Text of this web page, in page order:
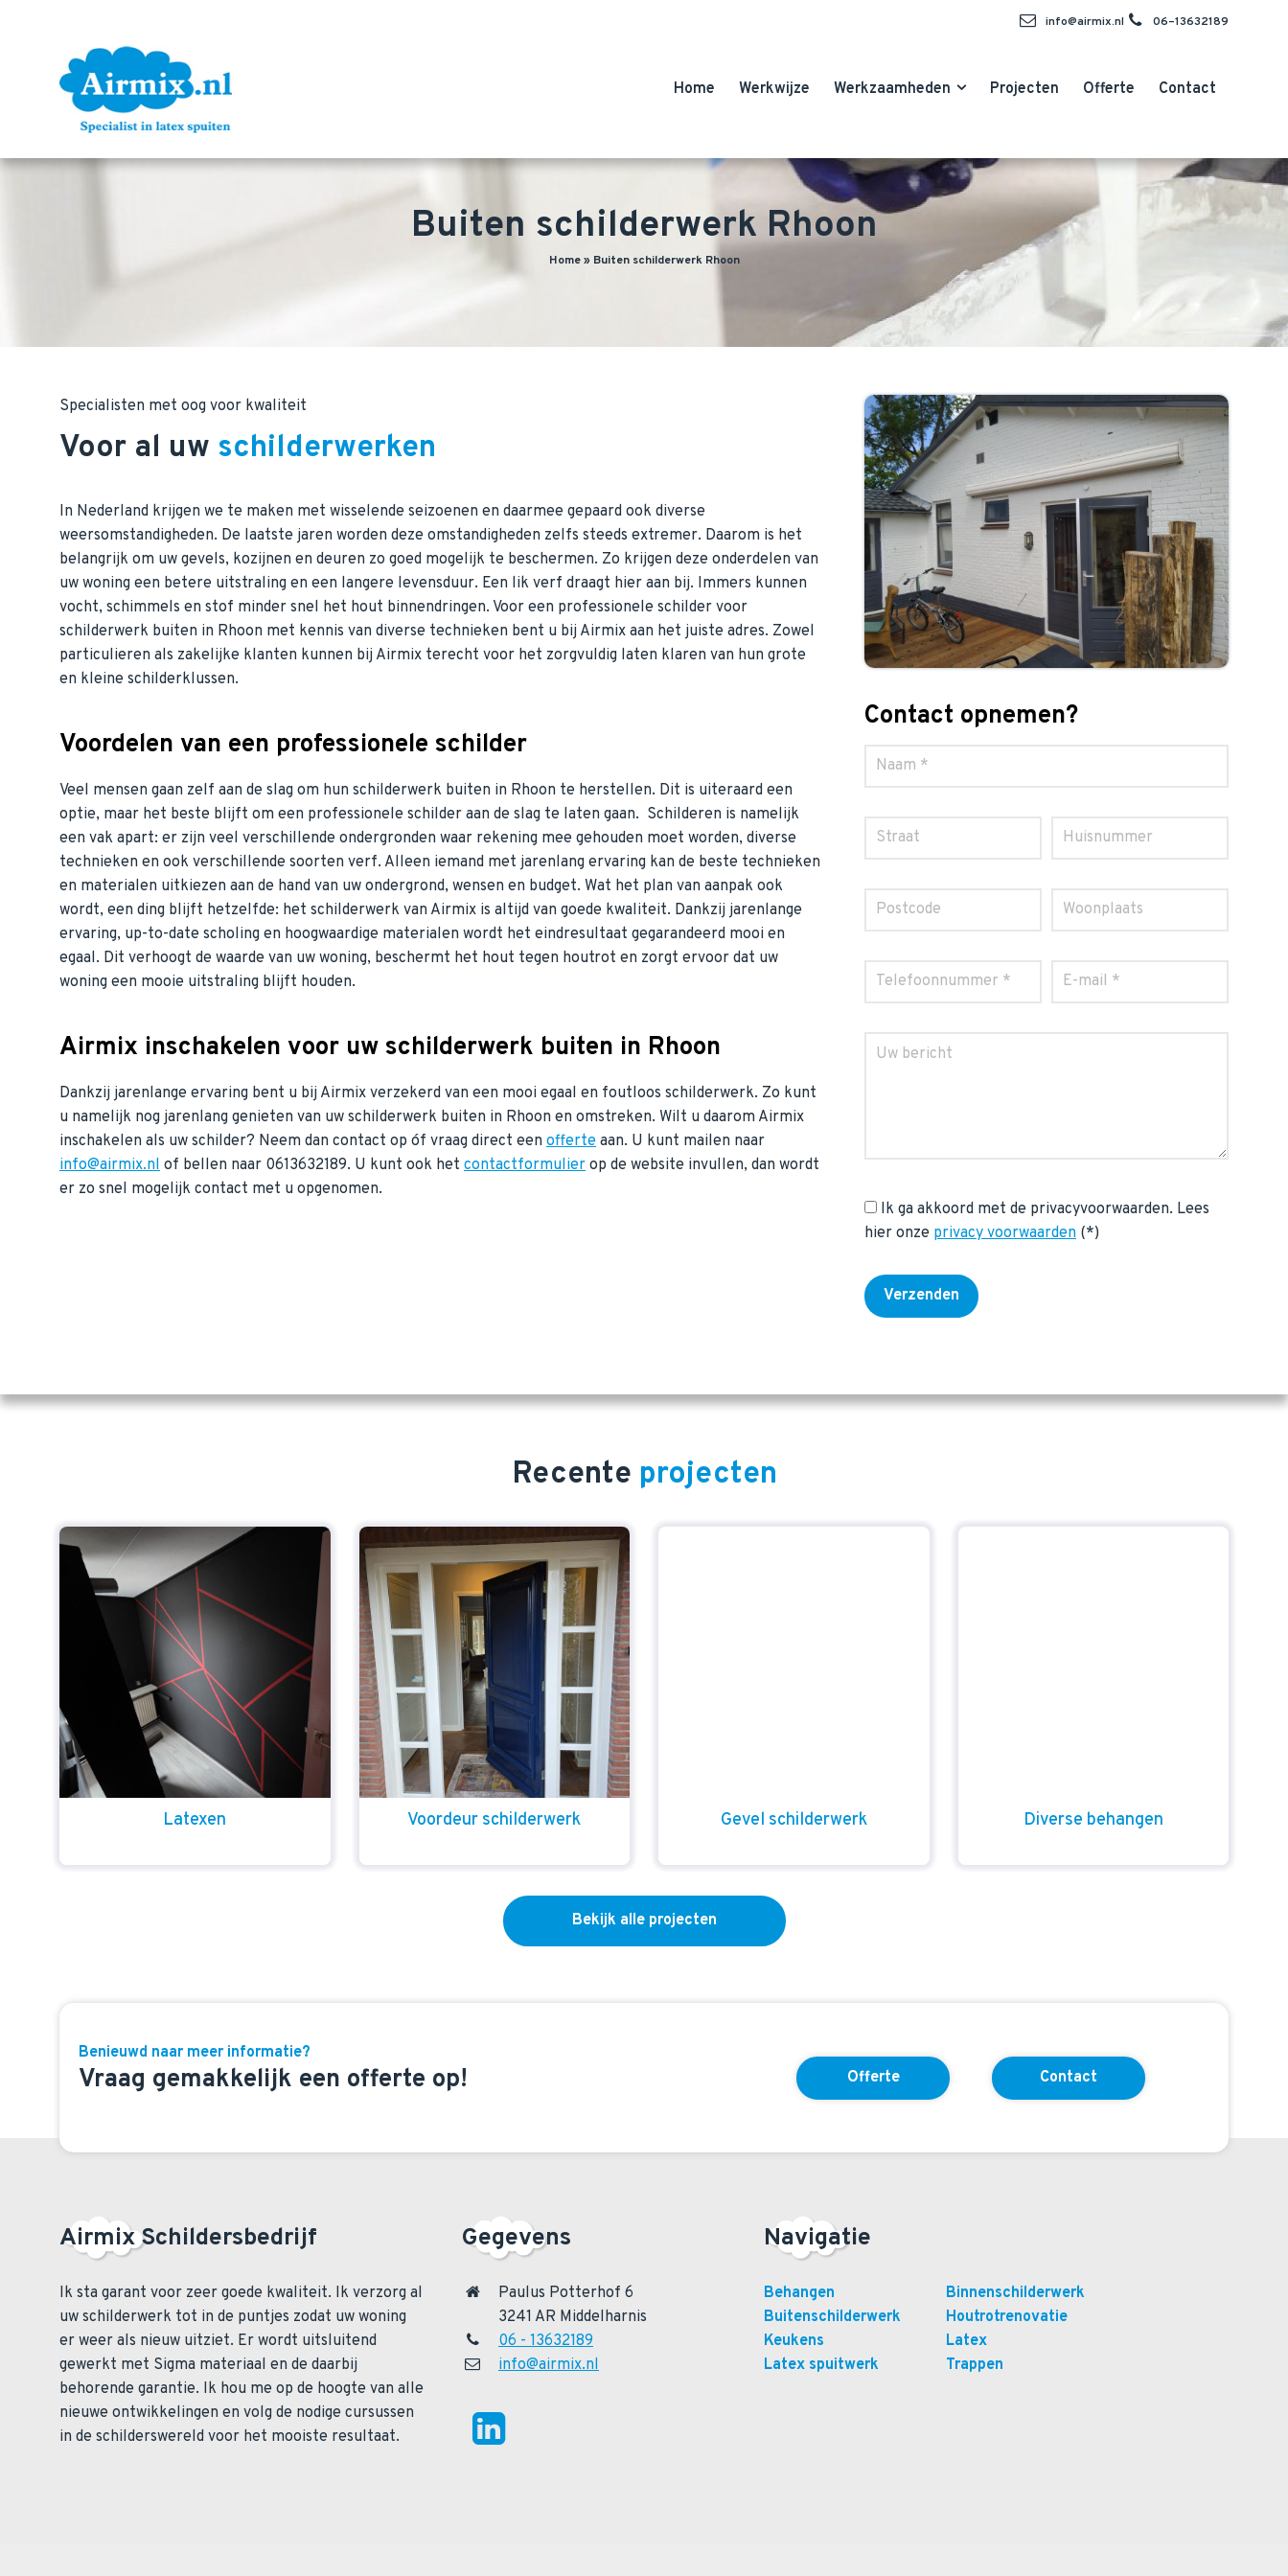
info@airmix.nl 06–13632189
Home Werkwijze Werkzaamheden Projecten Offerte Contact
Buiten schilderwerk Rhoon
Home» Buiten schilderwerk Rhoon
Specialisten met oog voor kwaliteit
Voor al uw schilderwerken
In Nederland krijgen we te maken met wisselende seizoenen en daarmee gepaard ook diverse
weersomstandigheden. De laatste jaren worden deze omstandigheden zelfs steeds extremer. Daarom is het
belangrijk om uw gevels, kozijnen en deuren zo goed mogelijk te beschermen. Zo krijgen deze onderdelen van
uw woning een betere uitstraling en een langere levensduur. Een lik verf draagt hier aan bij. Immers kunnen
vocht, schimmels en stof minder snel het hout binnendringen. Voor een professionele schilder voor
schilderwerk buiten in Rhoon met kennis van diverse technieken bent u bij Airmix aan het juiste adres. Zowel
particulieren als zakelijke klanten kunnen bij Airmix terecht voor het zorgvuldig laten klaren van hun grote
en kleine schilderklussen.
Voordelen van een professionele schilder
Veel mensen gaan zelf aan de slag om hun schilderwerk buiten in Rhoon te herstellen. Dit is uiteraard een
optie, maar het beste blijft om een professionele schilder aan de slag te laten gaan. Schilderen is namelijk
een vak apart: er zijn veel verschillende ondergronden waar rekening mee gehouden moet worden, diverse
technieken en ook verschillende soorten verf. Alleen iemand met jarenlang ervaring kan de beste technieken
en materialen uitkiezen aan de hand van uw ondergrond, wensen en budget. Wat het plan van aanpak ook
wordt, een ding blijft hetzelfde: het schilderwerk van Airmix is altijd van goede kwaliteit. Dankzij jarenlange
ervaring, up-to-date scholing en hoogwaardige materialen wordt het eindresultaat gegarandeerd mooi en
egaal. Dit verhoogt de waarde van uw woning, beschermt het hout tegen houtrot en zorgt ervoor dat uw
woning een mooie uitstraling blijft houden.
Airmix inschakelen voor uw schilderwerk buiten in Rhoon
Dankzij jarenlange ervaring bent u bij Airmix verzekerd van een mooi egaal en foutloos schilderwerk. Zo kunt
u namelijk nog jarenlang genieten van uw schilderwerk buiten in Rhoon en omstreken. Wilt u daarom Airmix
inschakelen als uw schilder? Neem dan contact op óf vraag direct een offerte aan. U kunt mailen naar
info@airmix.nl of bellen naar 0613632189. U kunt ook het contactformulier op de website invullen, dan wordt
er zo snel mogelijk contact met u opgenomen.
Contact opnemen?
Ik ga akkoord met de privacyvoorwaarden. Lees
hier onze privacy voorwaarden (*)
Recente projecten
Latexen Voordeur schilderwerk Gevel schilderwerk Diverse behangen
Bekijk alle projecten
Benieuwd naar meer informatie?
Vraag gemakkelijk een offerte op! Offerte Contact
Airmix Schildersbedrijf
Ik sta garant voor zeer goede kwaliteit. Ik verzorg al
uw schilderwerk tot in de puntjes zodat uw woning
er weer als nieuw uitziet. Er wordt uitsluitend
gewerkt met Sigma materiaal en de daarbij
behorende garantie. Ik hou me op de hoogte van alle
nieuwe ontwikkelingen en volg de nodige cursussen
in de schilderswereld voor het mooiste resultaat.
Gegevens
Paulus Potterhof 6
3241 AR Middelharnis
06 - 13632189
info@airmix.nl
Navigatie
Behangen
Binnenschilderwerk
Buitenschilderwerk
Houtrotrenovatie
Keukens
Latex
Latex spuitwerk
Trappen